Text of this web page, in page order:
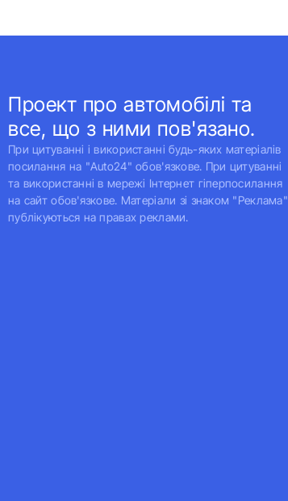
Проект про автомобілі та
все, що з ними пов'язано.
При цитуванні і використанні будь-яких матеріалів
посилання на "Auto24" обов'язкове. При цитуванні
та використанні в мережі Інтернет гіперпосилання
на сайт обов'язкове. Матеріали зі знаком "Реклама"
публікуються на правах реклами.